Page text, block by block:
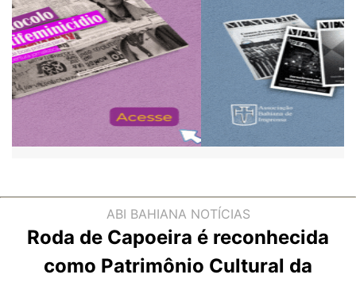
ABI BAHIANA NOTÍCIAS
Roda de Capoeira é reconhecida
como Patrimônio Cultural da